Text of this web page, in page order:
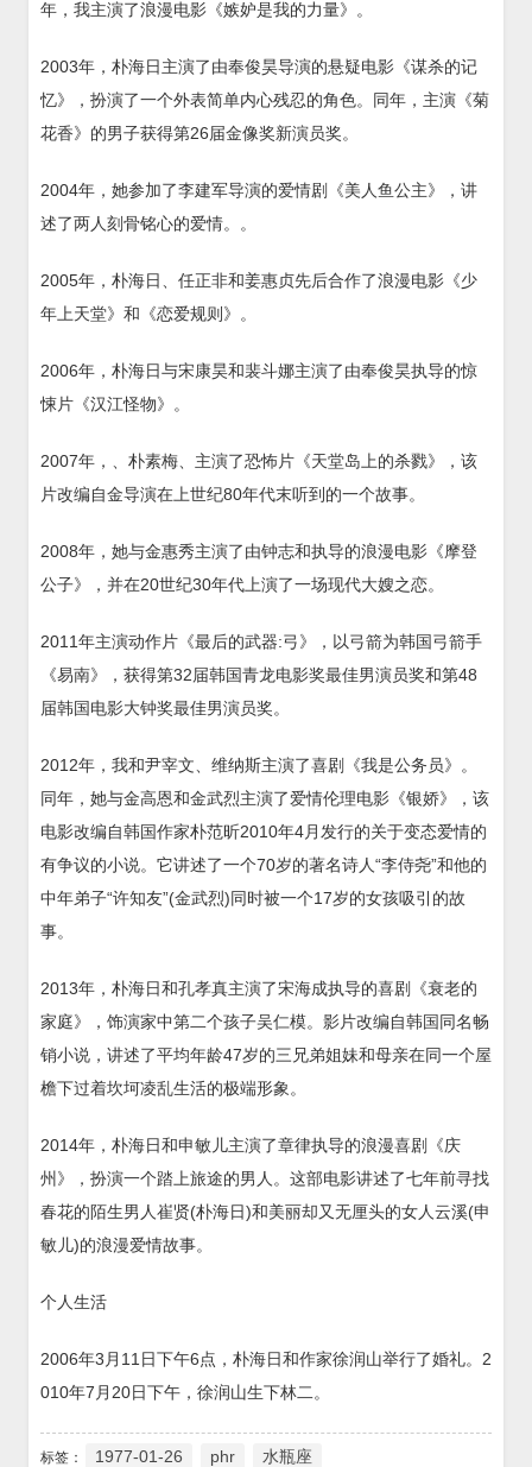
年，我主演了浪漫电影《嫉妒是我的力量》。
2003年，朴海日主演了由奉俊昊导演的悬疑电影《谋杀的记
忆》，扮演了一个外表简单内心残忍的角色。同年，主演《菊
花香》的男子获得第26届金像奖新演员奖。
2004年，她参加了李建军导演的爱情剧《美人鱼公主》，讲
述了两人刻骨铭心的爱情。。
2005年，朴海日、任正非和姜惠贞先后合作了浪漫电影《少
年上天堂》和《恋爱规则》。
2006年，朴海日与宋康昊和裴斗娜主演了由奉俊昊执导的惊
悚片《汉江怪物》。
2007年，、朴素梅、主演了恐怖片《天堂岛上的杀戮》，该
片改编自金导演在上世纪80年代末听到的一个故事。
2008年，她与金惠秀主演了由钟志和执导的浪漫电影《摩登
公子》，并在20世纪30年代上演了一场现代大嫂之恋。
2011年主演动作片《最后的武器:弓》，以弓箭为韩国弓箭手
《易南》，获得第32届韩国青龙电影奖最佳男演员奖和第48
届韩国电影大钟奖最佳男演员奖。
2012年，我和尹宰文、维纳斯主演了喜剧《我是公务员》。
同年，她与金高恩和金武烈主演了爱情伦理电影《银娇》，该
电影改编自韩国作家朴范昕2010年4月发行的关于变态爱情的
有争议的小说。它讲述了一个70岁的著名诗人“李侍尧”和他的
中年弟子“许知友”(金武烈)同时被一个17岁的女孩吸引的故
事。
2013年，朴海日和孔孝真主演了宋海成执导的喜剧《衰老的
家庭》，饰演家中第二个孩子吴仁模。影片改编自韩国同名畅
销小说，讲述了平均年龄47岁的三兄弟姐妹和母亲在同一个屋
檐下过着坎坷凌乱生活的极端形象。
2014年，朴海日和申敏儿主演了章律执导的浪漫喜剧《庆
州》，扮演一个踏上旅途的男人。这部电影讲述了七年前寻找
春花的陌生男人崔贤(朴海日)和美丽却又无厘头的女人云溪(申
敏儿)的浪漫爱情故事。
个人生活
2006年3月11日下午6点，朴海日和作家徐润山举行了婚礼。2
010年7月20日下午，徐润山生下林二。
标签： 1977-01-26 phr 水瓶座